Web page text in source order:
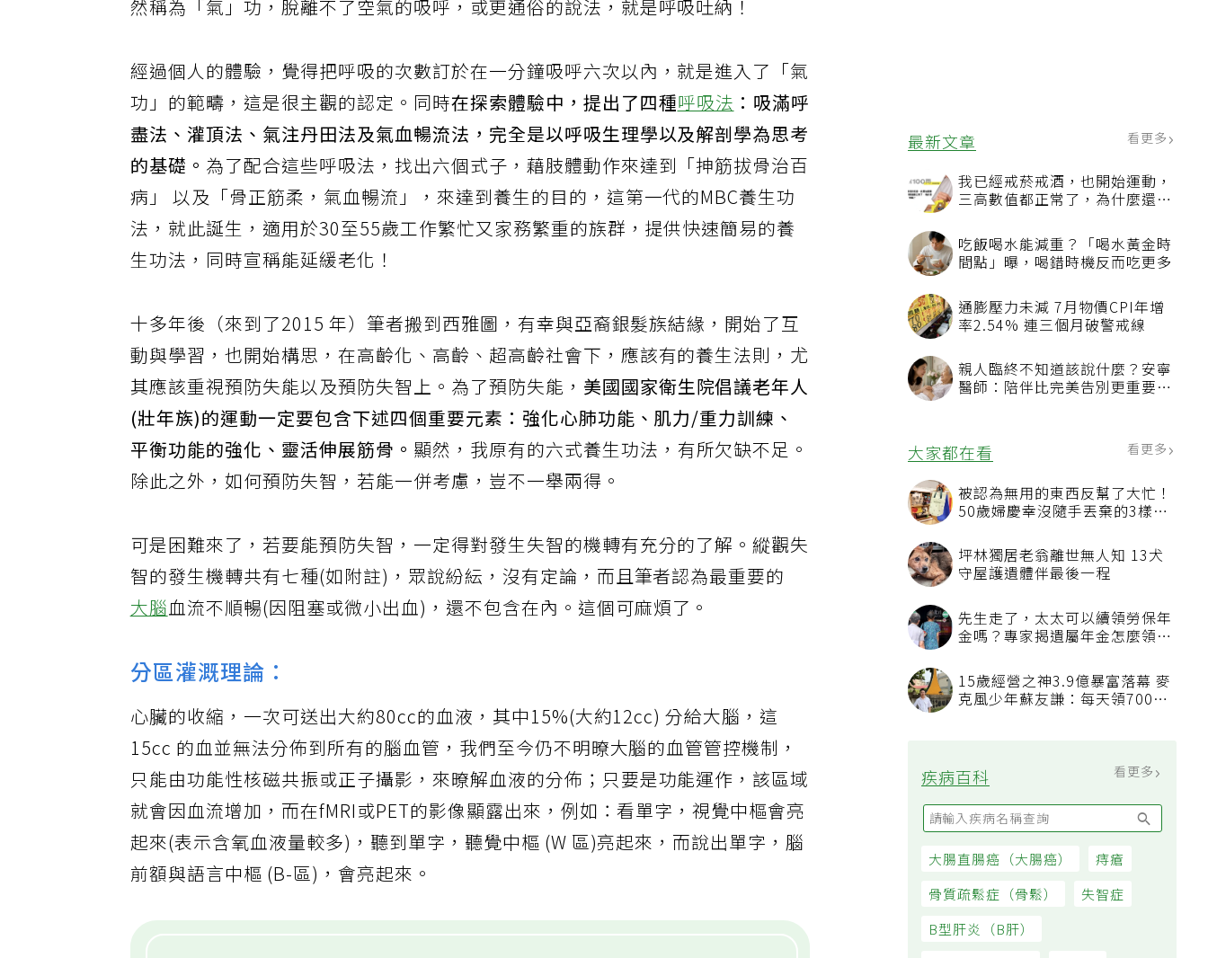
最新文章 看更多
我已經戒菸戒酒，也開始運動，
三高數值都正常了，為什麼還不
吃飯喝水能減重？「喝水黃金時
間點」曝，喝錯時機反而吃更多
通膨壓力未減 7月物價CPI年增
率2.54% 連三個月破警戒線
親人臨終不知道該說什麼？安寧
醫師：陪伴比完美告別更重要，
大家都在看
被認為無用的東西反幫了大忙！
50歲婦慶幸沒隨手丟棄的3樣物
坪林獨居老翁離世無人知 13犬
守屋護遺體伴最後一程
先生走了，太太可以續領勞保年
15歲經營之神3.9億暴富落幕 麥
克風少年蘇友謙：每天領700元
疾病百科
然稱為「氣」功，脫離不了空氣的吸呼，或更通俗的說法，就是呼吸吐納！
經過個人的體驗，覺得把呼吸的次數訂於在一分鐘吸呼六次以內，就是進入了「氣
功」的範疇，這是很主觀的認定。同時在探索體驗中，提出了四種呼吸法 ：吸滿呼
盡法、灌頂法、氣注丹田法及氣血暢流法，完全是以呼吸生理學以及解剖學為思考
的基礎。 為了配合這些呼吸法，找出六個式子，藉肢體動作來達到「抻筋拔骨治百
病」 以及「骨正筋柔，氣血暢流」，來達到養生的目的，這第一代的MBC養生功
法，就此誕生，適用於30至55歲工作繁忙又家務繁重的族群，提供快速簡易的養
生功法，同時宣稱能延緩老化！
十多年後（來到了2015 年）筆者搬到西雅圖，有幸與亞裔銀髮族結緣，開始了互
動與學習，也開始構思，在高齡化、高齡、超高齡社會下，應該有的養生法則，尤
其應該重視預防失能以及預防失智上。為了預防失能，美國國家衛生院倡議老年人
(壯年族)的運動一定要包含下述四個重要元素：強化心肺功能、肌力/重力訓練、
平衡功能的強化、靈活伸展筋骨。顯然，我原有的六式養生功法，有所欠缺不足。
除此之外，如何預防失智，若能一併考慮，豈不一舉兩得。
可是困難來了，若要能預防失智，一定得對發生失智的機轉有充分的了解。縱觀失
智的發生機轉共有七種(如附註)，眾說紛紜，沒有定論，而且筆者認為最重要的
大腦血流不順暢(因阻塞或微小出血)，還不包含在內。這個可麻煩了。
分區灌溉理論：
心臟的收縮，一次可送出大約80cc的血液，其中15%(大約12cc) 分給大腦，這
15cc 的血並無法分佈到所有的腦血管，我們至今仍不明暸大腦的血管管控機制，
只能由功能性核磁共振或正子攝影，來暸解血液的分佈；只要是功能運作，該區域
就會因血流增加，而在fMRI或PET的影像顯露出來，例如：看單字，視覺中樞會亮
起來(表示含氧血液量較多)，聽到單字，聽覺中樞 (W 區)亮起來，而說出單字，腦
前額與語言中樞 (B-區)，會亮起來。